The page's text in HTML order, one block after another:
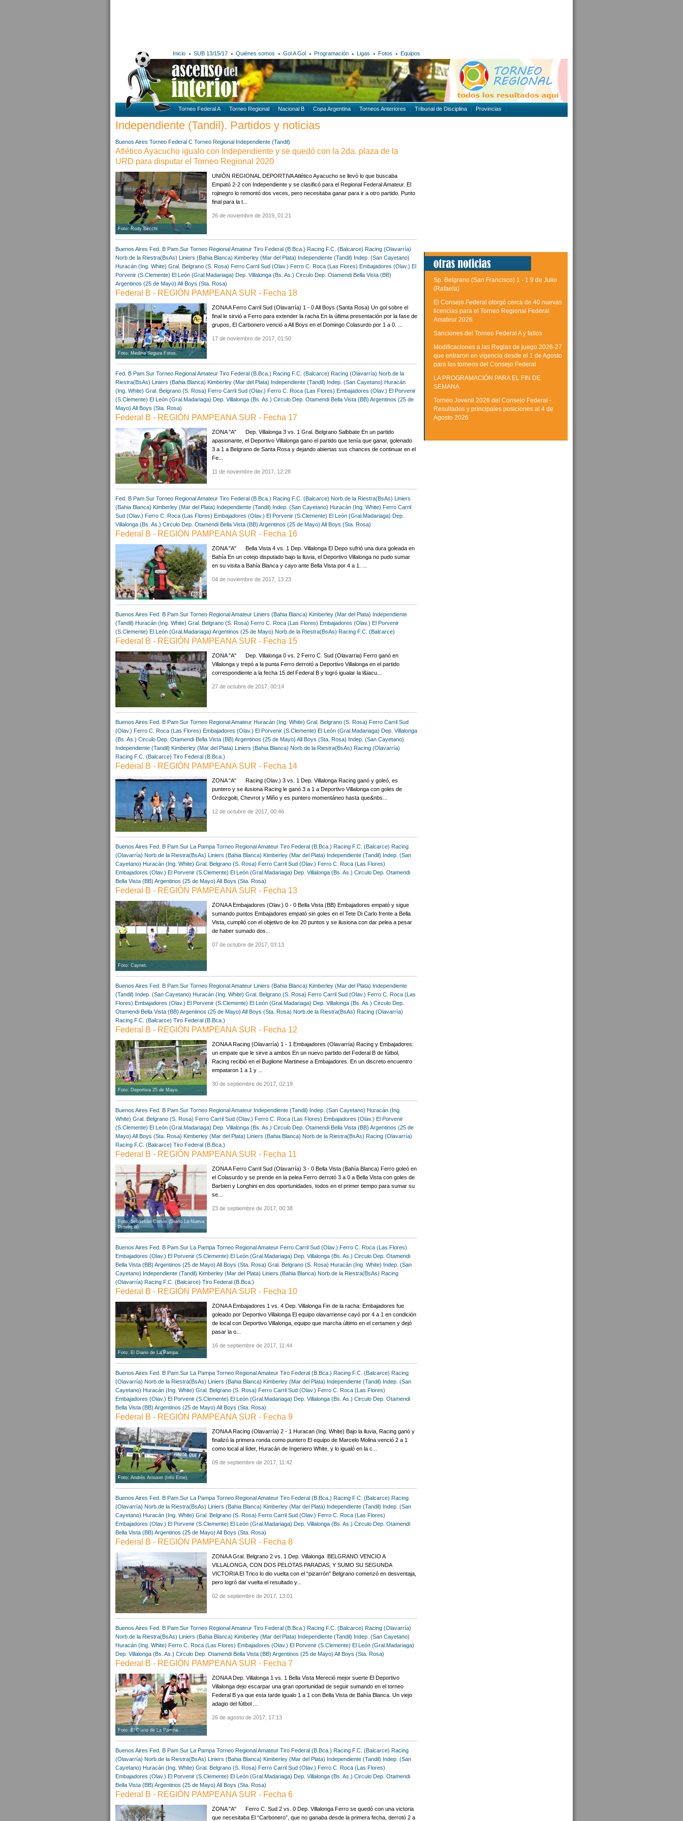
Inicio SUB 13/15/17 Quiénes somos Gol A Gol Programación Ligas Fotos Equipos
Torneo Federal A Torneo Regional Nacional B Copa Argentina Torneos Anteriores Tribunal de Disciplina Provincias
Independiente (Tandil). Partidos y noticias
Buenos Aires Torneo Federal C Torneo Regional Independiente (Tandil)
Atlético Ayacucho igualo con Independiente y se quedó con la 2da. plaza de la
URD para disputar el Torneo Regional 2020
Foto: Rody Becchi
UNIÓN REGIONAL DEPORTIVA Atlético Ayacucho se llevó lo que buscaba
Empató 2-2 con Independiente y se clasificó para el Regional Federal Amateur. El
rojinegro lo remontó dos veces, pero necesitaba ganar para ir a otro partido. Punto
final para la t...
26 de noviembre de 2019, 01:21
Buenos Aires Fed. B Pam.Sur Torneo Regional Amateur Tiro Federal (B.Bca.) Racing F.C. (Balcarce) Racing (Olavarría)
Norb.de la Riestra(BsAs) Liniers (Bahia Blanca) Kimberley (Mar del Plata) Independiente (Tandil) Indep. (San Cayetano)
Huracán (Ing. White) Gral. Belgrano (S. Rosa) Ferro Carril Sud (Olav.) Ferro C. Roca (Las Flores) Embajadores (Olav.) El
Porvenir (S.Clemente) El León (Gral.Madariaga) Dep. Villalonga (Bs. As.) Circulo Dep. Otamendi Bella Vista (BB)
Argentinos (25 de Mayo) All Boys (Sta. Rosa)
Federal B - REGIÓN PAMPEANA SUR - Fecha 18
Foto: Medina Segura Fotos.
ZONA A Ferro Carril Sud (Olavarría) 1 - 0 All Boys (Santa Rosa) Un gol sobre el
final le sirvió a Ferro para extender la racha En la última presentación por la fase de
grupos, El Carbonero venció a All Boys en el Domingo Colasurdo por 1 a 0. ...
17 de noviembre de 2017, 01:50
Fed. B Pam.Sur Torneo Regional Amateur Tiro Federal (B.Bca.) Racing F.C. (Balcarce) Racing (Olavarría) Norb.de la
Riestra(BsAs) Liniers (Bahia Blanca) Kimberley (Mar del Plata) Independiente (Tandil) Indep. (San Cayetano) Huracán
(Ing. White) Gral. Belgrano (S. Rosa) Ferro Carril Sud (Olav.) Ferro C. Roca (Las Flores) Embajadores (Olav.) El Porvenir
(S.Clemente) El León (Gral.Madariaga) Dep. Villalonga (Bs. As.) Circulo Dep. Otamendi Bella Vista (BB) Argentinos (25 de
Mayo) All Boys (Sta. Rosa)
Federal B - REGIÓN PAMPEANA SUR - Fecha 17
ZONA "A" Dep. Villalonga 3 vs. 1 Gral. Belgrano Salbbate En un partido
apasionante, el Deportivo Villalonga gano el partido que tenía que ganar, golenado
3 a 1 a Belgrano de Santa Rosa y dejando abiertas sus chances de continuar en el
Fe...
11 de noviembre de 2017, 12:28
Fed. B Pam.Sur Torneo Regional Amateur Tiro Federal (B.Bca.) Racing F.C. (Balcarce) Norb.de la Riestra(BsAs) Liniers
(Bahia Blanca) Kimberley (Mar del Plata) Independiente (Tandil) Indep. (San Cayetano) Huracán (Ing. White) Ferro Carril
Sud (Olav.) Ferro C. Roca (Las Flores) Embajadores (Olav.) El Porvenir (S.Clemente) El León (Gral.Madariaga) Dep.
Villalonga (Bs. As.) Circulo Dep. Otamendi Bella Vista (BB) Argentinos (25 de Mayo) All Boys (Sta. Rosa)
Federal B - REGIÓN PAMPEANA SUR - Fecha 16
ZONA "A" Bella Vista 4 vs. 1 Dep. Villalonga El Depo sufrió una dura goleada en
Bahía En un cotejo disputado bajo la lluvia, el Deportivo Villalonga no pudo sumar
en su visita a Bahía Blanca y cayo ante Bella Vista por 4 a 1. ...
04 de noviembre de 2017, 13:23
Buenos Aires Fed. B Pam.Sur Torneo Regional Amateur Liniers (Bahia Blanca) Kimberley (Mar del Plata) Independiente
(Tandil) Huracán (Ing. White) Gral. Belgrano (S. Rosa) Ferro C. Roca (Las Flores) Embajadores (Olav.) El Porvenir
(S.Clemente) El León (Gral.Madariaga) Argentinos (25 de Mayo) Norb.de la Riestra(BsAs) Racing F.C. (Balcarce)
Federal B - REGIÓN PAMPEANA SUR - Fecha 15
ZONA "A" Dep. Villalonga 0 vs. 2 Ferro C. Sud (Olavarria) Ferro ganó en
Villalonga y trepó a la punta Ferro derrotó a Deportivo Villalonga en el partido
correspondiente a la fecha 15 del Federal B y logró igualar la l&iacu...
27 de octubre de 2017, 00:14
Buenos Aires Fed. B Pam.Sur Torneo Regional Amateur Huracán (Ing. White) Gral. Belgrano (S. Rosa) Ferro Carril Sud
(Olav.) Ferro C. Roca (Las Flores) Embajadores (Olav.) El Porvenir (S.Clemente) El León (Gral.Madariaga) Dep. Villalonga
(Bs. As.) Circulo Dep. Otamendi Bella Vista (BB) Argentinos (25 de Mayo) All Boys (Sta. Rosa) Indep. (San Cayetano)
Independiente (Tandil) Kimberley (Mar del Plata) Liniers (Bahia Blanca) Norb.de la Riestra(BsAs) Racing (Olavarría)
Racing F.C. (Balcarce) Tiro Federal (B.Bca.)
Federal B - REGIÓN PAMPEANA SUR - Fecha 14
ZONA "A" Racing (Olav.) 3 vs. 1 Dep. Villalonga Racing ganó y goleó, es
puntero y se ilusiona Racing le ganó 3 a 1 a Deportivo Villalonga con goles de
Ordozgoiti, Chevrot y Miño y es puntero momentáneo hasta que&nbs...
12 de octubre de 2017, 00:46
Buenos Aires Fed. B Pam.Sur La Pampa Torneo Regional Amateur Tiro Federal (B.Bca.) Racing F.C. (Balcarce) Racing
(Olavarría) Norb.de la Riestra(BsAs) Liniers (Bahia Blanca) Kimberley (Mar del Plata) Independiente (Tandil) Indep. (San
Cayetano) Huracán (Ing. White) Gral. Belgrano (S. Rosa) Ferro Carril Sud (Olav.) Ferro C. Roca (Las Flores)
Embajadores (Olav.) El Porvenir (S.Clemente) El León (Gral.Madariaga) Dep. Villalonga (Bs. As.) Circulo Dep. Otamendi
Bella Vista (BB) Argentinos (25 de Mayo) All Boys (Sta. Rosa)
Federal B - REGIÓN PAMPEANA SUR - Fecha 13
Foto: Caynet.
ZONA A Embajadores (Olav.) 0 - 0 Bella Vista (BB) Embajadores empató y sigue
sumando puntos Embajadores empató sin goles en el Tete Di Carlo frente a Bella
Vista, cumplió con el objetivo de los 20 puntos y se ilusiona con dar pelea a pesar
de haber sumado dos...
07 de octubre de 2017, 03:13
Buenos Aires Fed. B Pam.Sur Torneo Regional Amateur Liniers (Bahia Blanca) Kimberley (Mar del Plata) Independiente
(Tandil) Indep. (San Cayetano) Huracán (Ing. White) Gral. Belgrano (S. Rosa) Ferro Carril Sud (Olav.) Ferro C. Roca (Las
Flores) Embajadores (Olav.) El Porvenir (S.Clemente) El León (Gral.Madariaga) Dep. Villalonga (Bs. As.) Circulo Dep.
Otamendi Bella Vista (BB) Argentinos (25 de Mayo) All Boys (Sta. Rosa) Norb.de la Riestra(BsAs) Racing (Olavarría)
Racing F.C. (Balcarce) Tiro Federal (B.Bca.)
Federal B - REGIÓN PAMPEANA SUR - Fecha 12
Foto: Deportiva 25 de Mayo.
ZONA A Racing (Olavarría) 1 - 1 Embajadores (Olavarría) Racing y Embajadores:
un empate que le sirve a ambos En un nuevo partido del Federal B de fútbol,
Racing recibió en el Buglione Martinese a Embajadores. En un discreto encuentro
empataron 1 a 1 y ...
30 de septiembre de 2017, 02:19
Buenos Aires Fed. B Pam.Sur Torneo Regional Amateur Independiente (Tandil) Indep. (San Cayetano) Huracán (Ing.
White) Gral. Belgrano (S. Rosa) Ferro Carril Sud (Olav.) Ferro C. Roca (Las Flores) Embajadores (Olav.) El Porvenir
(S.Clemente) El León (Gral.Madariaga) Dep. Villalonga (Bs. As.) Circulo Dep. Otamendi Bella Vista (BB) Argentinos (25 de
Mayo) All Boys (Sta. Rosa) Kimberley (Mar del Plata) Liniers (Bahia Blanca) Norb.de la Riestra(BsAs) Racing (Olavarría)
Racing F.C. (Balcarce) Tiro Federal (B.Bca.)
Federal B - REGIÓN PAMPEANA SUR - Fecha 11
Foto: Sebastián Cortés (Diario La Nueva
Provincia).
ZONA A Ferro Carril Sud (Olavarría) 3 - 0 Bella Vista (Bahía Blanca) Ferro goleó en
el Colasurdo y se prende en la pelea Ferro derrotó 3 a 0 a Bella Vista con goles de
Barbieri y Longhini en dos oportunidades, todos en el primer tiempo para sumar su
se...
23 de septiembre de 2017, 00:38
Buenos Aires Fed. B Pam.Sur La Pampa Torneo Regional Amateur Ferro Carril Sud (Olav.) Ferro C. Roca (Las Flores)
Embajadores (Olav.) El Porvenir (S.Clemente) El León (Gral.Madariaga) Dep. Villalonga (Bs. As.) Circulo Dep. Otamendi
Bella Vista (BB) Argentinos (25 de Mayo) All Boys (Sta. Rosa) Gral. Belgrano (S. Rosa) Huracán (Ing. White) Indep. (San
Cayetano) Independiente (Tandil) Kimberley (Mar del Plata) Liniers (Bahia Blanca) Norb.de la Riestra(BsAs) Racing
(Olavarría) Racing F.C. (Balcarce) Tiro Federal (B.Bca.)
Federal B - REGIÓN PAMPEANA SUR - Fecha 10
Foto: El Diario de La Pampa.
ZONA A Embajadores 1 vs. 4 Dep. Villalonga Fin de la racha: Embajadores fue
goleado por Deportivo Villalonga El equipo olavarriense cayó por 4 a 1 en condición
de local con Deportivo Villalonga, equipo que marcha último en el certamen y dejó
pasar la o...
16 de septiembre de 2017, 11:44
Buenos Aires Fed. B Pam.Sur La Pampa Torneo Regional Amateur Tiro Federal (B.Bca.) Racing F.C. (Balcarce) Racing
(Olavarría) Norb.de la Riestra(BsAs) Liniers (Bahia Blanca) Kimberley (Mar del Plata) Independiente (Tandil) Indep. (San
Cayetano) Huracán (Ing. White) Gral. Belgrano (S. Rosa) Ferro Carril Sud (Olav.) Ferro C. Roca (Las Flores)
Embajadores (Olav.) El Porvenir (S.Clemente) El León (Gral.Madariaga) Dep. Villalonga (Bs. As.) Circulo Dep. Otamendi
Bella Vista (BB) Argentinos (25 de Mayo) All Boys (Sta. Rosa)
Federal B - REGIÓN PAMPEANA SUR - Fecha 9
Foto: Andrés Arouxet (Info Eme).
ZONA A Racing (Olavarría) 2 - 1 Huracan (Ing. White) Bajo la lluvia, Racing ganó y
finalizó la primera ronda como puntero El equipo de Marcelo Molina venció 2 a 1
como local al líder, Huracán de Ingeniero White, y lo igualó en la c...
09 de septiembre de 2017, 11:42
Buenos Aires Fed. B Pam.Sur La Pampa Torneo Regional Amateur Tiro Federal (B.Bca.) Racing F.C. (Balcarce) Racing
(Olavarría) Norb.de la Riestra(BsAs) Liniers (Bahia Blanca) Kimberley (Mar del Plata) Independiente (Tandil) Indep. (San
Cayetano) Huracán (Ing. White) Gral. Belgrano (S. Rosa) Ferro Carril Sud (Olav.) Ferro C. Roca (Las Flores)
Embajadores (Olav.) El Porvenir (S.Clemente) El León (Gral.Madariaga) Dep. Villalonga (Bs. As.) Circulo Dep. Otamendi
Bella Vista (BB) Argentinos (25 de Mayo) All Boys (Sta. Rosa)
Federal B - REGIÓN PAMPEANA SUR - Fecha 8
ZONA A Gral. Belgrano 2 vs. 1 Dep. Villalonga BELGRANO VENCIO A
VILLALONGA, CON DOS PELOTAS PARADAS, Y SUMO SU SEGUNDA
VICTORIA El Trico lo dio vuelta con el “pizarrón” Belgrano comenzó en desventaja,
pero logró dar vuelta el resultado y...
02 de septiembre de 2017, 13:01
Buenos Aires Fed. B Pam.Sur Torneo Regional Amateur Tiro Federal (B.Bca.) Racing F.C. (Balcarce) Racing (Olavarría)
Norb.de la Riestra(BsAs) Liniers (Bahia Blanca) Kimberley (Mar del Plata) Independiente (Tandil) Indep. (San Cayetano)
Huracán (Ing. White) Ferro C. Roca (Las Flores) Embajadores (Olav.) El Porvenir (S.Clemente) El León (Gral.Madariaga)
Dep. Villalonga (Bs. As.) Circulo Dep. Otamendi Bella Vista (BB) Argentinos (25 de Mayo) All Boys (Sta. Rosa)
Federal B - REGIÓN PAMPEANA SUR - Fecha 7
Foto: El Diario de La Pampa.
ZONA A Dep. Villalonga 1 vs. 1 Bella Vista Mereció mejor suerte El Deportivo
Villalonga dejo escarpar una gran oportunidad de seguir sumando en el torneo
Federal B ya que esta tarde igualo 1 a 1 con Bella Vista de Bahía Blanca. Un viejo
adagio del fútbol ...
26 de agosto de 2017, 17:13
Buenos Aires Fed. B Pam.Sur La Pampa Torneo Regional Amateur Tiro Federal (B.Bca.) Racing F.C. (Balcarce) Racing
(Olavarría) Norb.de la Riestra(BsAs) Liniers (Bahia Blanca) Kimberley (Mar del Plata) Independiente (Tandil) Indep. (San
Cayetano) Huracán (Ing. White) Gral. Belgrano (S. Rosa) Ferro Carril Sud (Olav.) Ferro C. Roca (Las Flores)
Embajadores (Olav.) El Porvenir (S.Clemente) El León (Gral.Madariaga) Dep. Villalonga (Bs. As.) Circulo Dep. Otamendi
Bella Vista (BB) Argentinos (25 de Mayo) All Boys (Sta. Rosa)
Federal B - REGIÓN PAMPEANA SUR - Fecha 6
ZONA "A" Ferro C. Sud 2 vs. 0 Dep. Villalonga Ferro se quedó con una victoria
que necesitaba El “Carbonero”, que no ganaba desde la primera fecha, derrotó 2 a
Sp. Belgrano (San Francisco) 1 - 1 9 de Julio
(Rafaela)
El Consejo Federal otorgó cerca de 40 nuevas
licencias para el Torneo Regional Federal
Amateur 2026
Sanciones del Torneo Federal A y fallos
Modificaciones a las Reglas de juego 2026-27
que entraron en vigencia desde el 1 de Agosto
para los torneos del Consejo Federal
LA PROGRAMACIÓN PARA EL FIN DE
SEMANA
Torneo Juvenil 2026 del Consejo Federal -
Resultados y principales posiciones al 4 de
Agosto 2026